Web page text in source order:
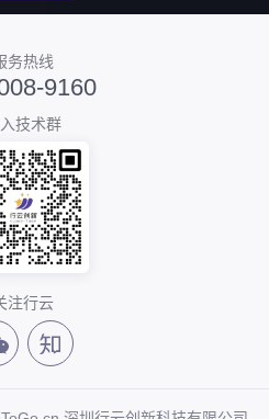
务热线
9160
技术群
注行云